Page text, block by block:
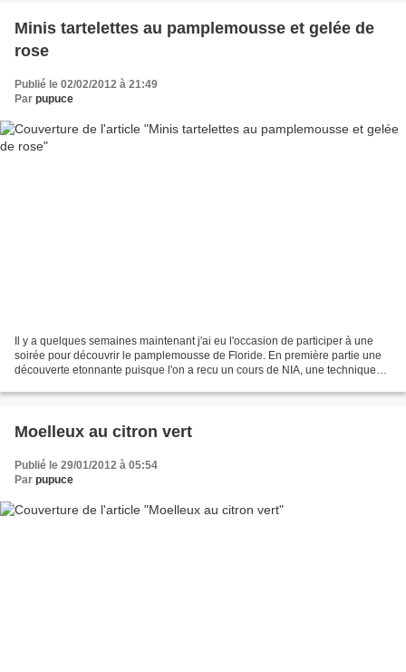
Minis tartelettes au pamplemousse et gelée de
rose
Publié le 02/02/2012 à 21:49
Par pupuce
Il y a quelques semaines maintenant j'ai eu l'occasion de participer à une
soirée pour découvrir le pamplemousse de Floride. En première partie une
découverte etonnante puisque l'on a recu un cours de NIA, une technique
Moelleux au citron vert
Publié le 29/01/2012 à 05:54
Par pupuce